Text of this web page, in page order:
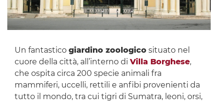
Un fantastico giardino zoologicosituato nel
cuore della città, all’interno di Villa Borghese,
che ospita circa 200 specie animali fra
mammiferi, uccelli, rettili e anfibi provenienti da
tutto il mondo, tra cui tigri di Sumatra, leoni, orsi,